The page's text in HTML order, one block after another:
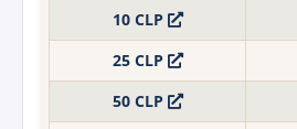
10 CLP
25 CLP
50 CLP